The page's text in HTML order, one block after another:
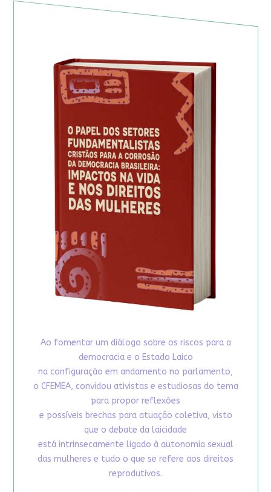
Ao fomentar um diálogo sobre os riscos para a
democracia e o Estado Laico
na configuração em andamento no parlamento,
o CFEMEA, convidou ativistas e estudiosas do tema
para propor reflexões
e possíveis brechas para atuação coletiva, visto
que o debate da laicidade
está intrinsecamente ligado à autonomia sexual
das mulheres e tudo o que se refere aos direitos
reprodutivos.